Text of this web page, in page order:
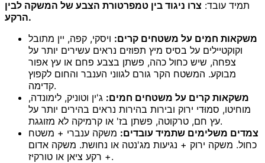
תמיד עובד: צרו ניגוד בין טמפרטורת הצבע של המשקה לבין
הרקע.
משקאות חמים על משטחים קרים: ויסקי, קפה, יין מתובל
וקוקטיילים על בסיס מיץ תפוזים נראים עשירים יותר על
צפחה, שיש כחול כהה, פשתן בצבע פחם או עץ אפור
מבוקע. המשטח הקר גורם לגווני הענבר והחום לקפוץ
קדימה.
משקאות קרים על משטחים חמים: ג'ין וטוניק, לימונדה,
מוחיטו, סמוּדי ירוק ובירות בהירות נראים בהירים יותר על
עץ חם, טרקוטה, פשתן בז' או קרמיקה לא מזוגגת.
צמדים משלימים שתמיד עובדים: משקה ענברי + משטח
כחול. משקה ירוק + נגיעות מג'נטה או נחושת. משקה אדום
+ רקע ציאן או טורקיז.